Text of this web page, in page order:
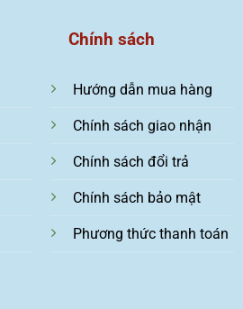
Chính sách
Hướng dẫn mua hàng
Chính sách giao nhận
Chính sách đổi trả
Chính sách bảo mật
Phương thức thanh toán